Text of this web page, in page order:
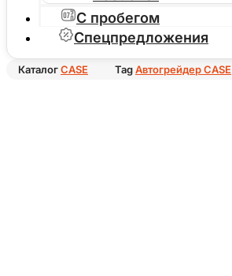
С пробегом
Спецпредложения
КаталогCASE TagАвтогрейдер CASE